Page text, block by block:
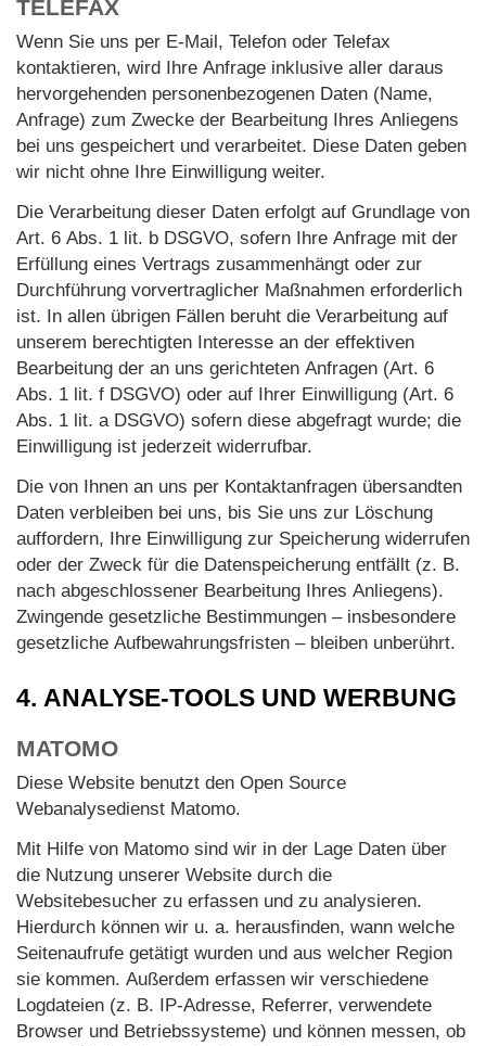
TELEFAX
Wenn Sie uns per E-Mail, Telefon oder Telefax
kontaktieren, wird Ihre Anfrage inklusive aller daraus
hervorgehenden personenbezogenen Daten (Name,
Anfrage) zum Zwecke der Bearbeitung Ihres Anliegens
bei uns gespeichert und verarbeitet. Diese Daten geben
wir nicht ohne Ihre Einwilligung weiter.
Die Verarbeitung dieser Daten erfolgt auf Grundlage von
Art. 6 Abs. 1 lit. b DSGVO, sofern Ihre Anfrage mit der
Erfüllung eines Vertrags zusammenhängt oder zur
Durchführung vorvertraglicher Maßnahmen erforderlich
ist. In allen übrigen Fällen beruht die Verarbeitung auf
unserem berechtigten Interesse an der effektiven
Bearbeitung der an uns gerichteten Anfragen (Art. 6
Abs. 1 lit. f DSGVO) oder auf Ihrer Einwilligung (Art. 6
Abs. 1 lit. a DSGVO) sofern diese abgefragt wurde; die
Einwilligung ist jederzeit widerrufbar.
Die von Ihnen an uns per Kontaktanfragen übersandten
Daten verbleiben bei uns, bis Sie uns zur Löschung
auffordern, Ihre Einwilligung zur Speicherung widerrufen
oder der Zweck für die Datenspeicherung entfällt (z. B.
nach abgeschlossener Bearbeitung Ihres Anliegens).
Zwingende gesetzliche Bestimmungen – insbesondere
gesetzliche Aufbewahrungsfristen – bleiben unberührt.
4. ANALYSE-TOOLS UND WERBUNG
MATOMO
Diese Website benutzt den Open Source
Webanalysedienst Matomo.
Mit Hilfe von Matomo sind wir in der Lage Daten über
die Nutzung unserer Website durch die
Websitebesucher zu erfassen und zu analysieren.
Hierdurch können wir u. a. herausfinden, wann welche
Seitenaufrufe getätigt wurden und aus welcher Region
sie kommen. Außerdem erfassen wir verschiedene
Logdateien (z. B. IP-Adresse, Referrer, verwendete
Browser und Betriebssysteme) und können messen, ob